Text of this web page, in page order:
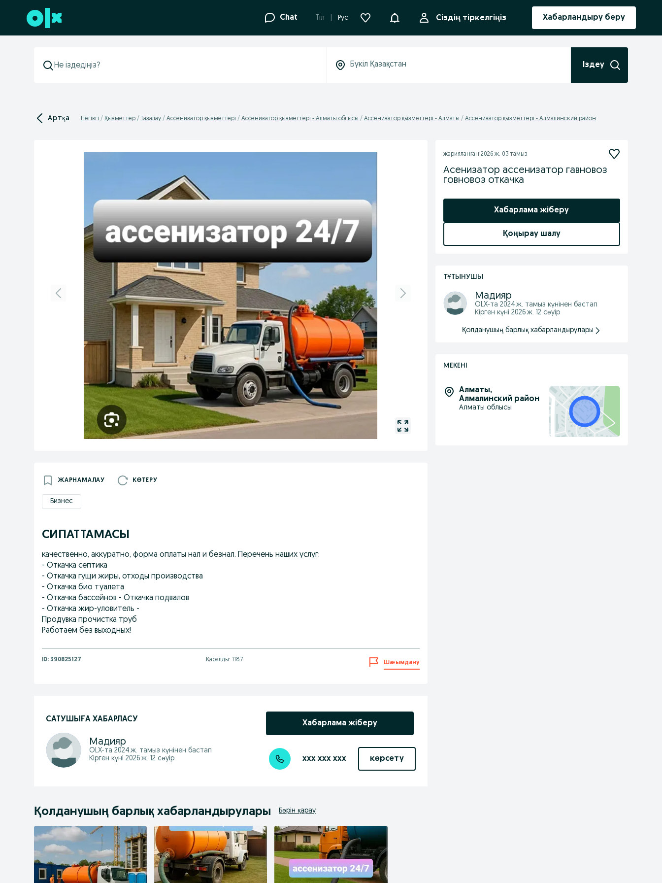
Төменгі деректемеге өту Chat Tіл Рус АқпараттандыруСіздің тіркелгіңіз Хабарландыру беру
Іздеу
Артқа Негізгі Қызметтер Тазалау Ассенизатор қызметтері Ассенизатор қызметтері - Алматы облысы Ассенизатор қызметтері - Алматы Ассенизатор қызметтері - Алмалинский район
ЖАРНАМАЛАУ КӨТЕРУ
Бизнес
СИПАТТАМАСЫ
качественно, аккуратно, форма оплаты нал и безнал. Перечень наших услуг:
- Откачка септика
- Откачка гущи жиры, отходы производства
- Откачка био туалета
- Откачка бассейнов - Откачка подвалов
- Откачка жир-уловитель -
Продувка прочистка труб
Работаем без выходных!
ID: 390825127 Қаралды: 1187 Шағымдану
САТУШЫҒА ХАБАРЛАСУ
Мадияр
OLX-та 2024 ж. тамыз күнінен бастап
Кірген күні 2026 ж. 12 сәуір
Хабарлама жіберу
xxx xxx xxx көрсету
жарияланған 2026 ж. 03 тамыз
Асенизатор ассенизатор гавновоз
говновоз откачка
Хабарлама жіберу
Қоңырау шалу
ТҰТЫНУШЫ
Мадияр
OLX-та 2024 ж. тамыз күнінен бастап
Кірген күні 2026 ж. 12 сәуір
Қолданушың барлық хабарландырулары
МЕКЕНІ
Алматы,
Алмалинский район
Алматы облысы
Қолданушың барлық хабарландырулары Бәрін қарау